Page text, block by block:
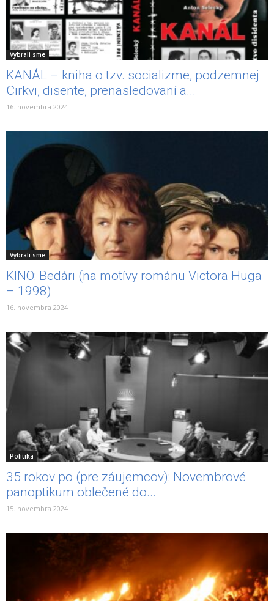
Vybrali sme
KANÁL – kniha o tzv. socializme, podzemnej
Cirkvi, disente, prenasledovaní a...
16. novembra 2024
Vybrali sme
KINO: Bedári (na motívy románu Victora Huga
– 1998)
16. novembra 2024
Politika
35 rokov po (pre záujemcov): Novembrové
panoptikum oblečené do...
15. novembra 2024